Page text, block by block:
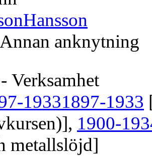
Hansson
anknytning
Verksamhet
19331897-1933
1900-
metallslöjd]